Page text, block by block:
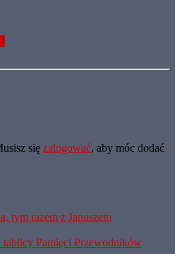
się zalogować, aby móc dodać
tym razem z Januszem
tablicy Pamięci Przewodników